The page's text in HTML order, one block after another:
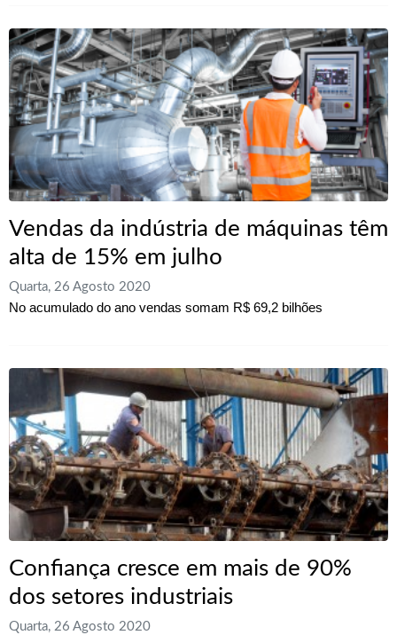
Vendas da indústria de máquinas têm
alta de 15% em julho
Quarta, 26 Agosto 2020
No acumulado do ano vendas somam R$ 69,2 bilhões
Confiança cresce em mais de 90%
dos setores industriais
Quarta, 26 Agosto 2020